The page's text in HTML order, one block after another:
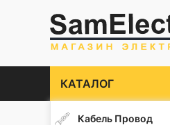
КАТАЛОГ
Кабель Провод